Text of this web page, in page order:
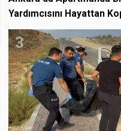
Yardımcısını Hayattan
3